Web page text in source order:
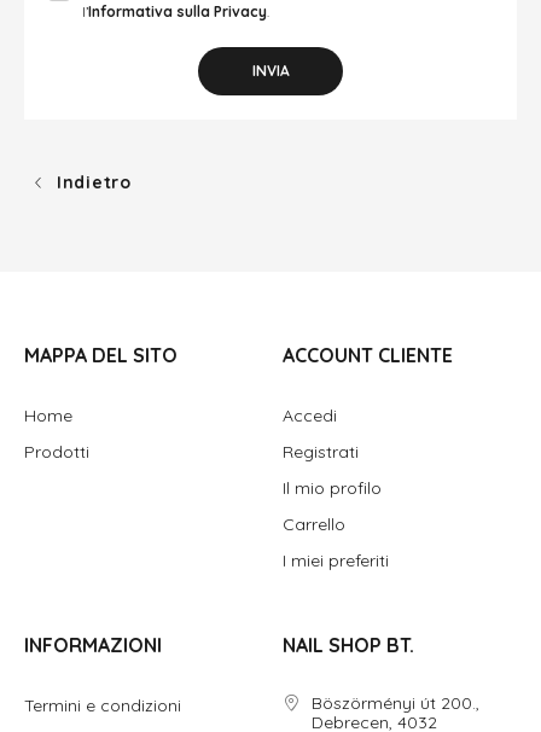
l’Informativa sulla Privacy
INVIA
Indietro
MAPPA DEL SITO
Home
Prodotti
ACCOUNT CLIENTE
Accedi
Registrati
Il mio profilo
Carrello
I miei preferiti
INFORMAZIONI
Termini e condizioni
NAIL SHOP BT.
Böszörményi út 200.,
Debrecen, 4032